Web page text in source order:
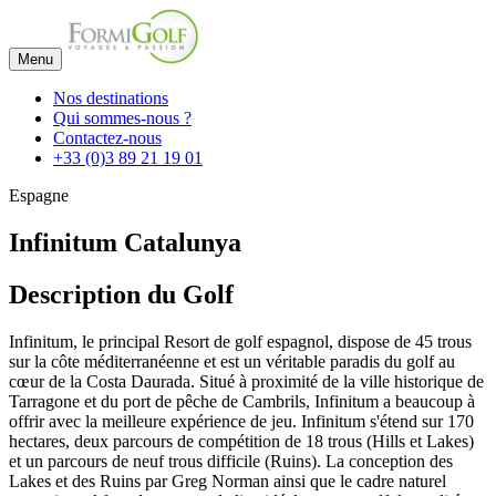
Menu
Nos destinations
Qui sommes-nous ?
Contactez-nous
+33 (0)3 89 21 19 01
Espagne
Infinitum Catalunya
Description du Golf
Infinitum, le principal Resort de golf espagnol, dispose de 45 trous
sur la côte méditerranéenne et est un véritable paradis du golf au
cœur de la Costa Daurada. Situé à proximité de la ville historique de
Tarragone et du port de pêche de Cambrils, Infinitum a beaucoup à
offrir avec la meilleure expérience de jeu. Infinitum s'étend sur 170
hectares, deux parcours de compétition de 18 trous (Hills et Lakes)
et un parcours de neuf trous difficile (Ruins). La conception des
Lakes et des Ruins par Greg Norman ainsi que le cadre naturel